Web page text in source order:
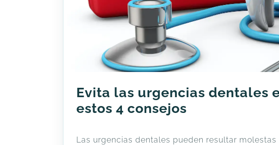
Evita las urgencias dentales
estos 4 consejos
Las urgencias dentales pueden resultar